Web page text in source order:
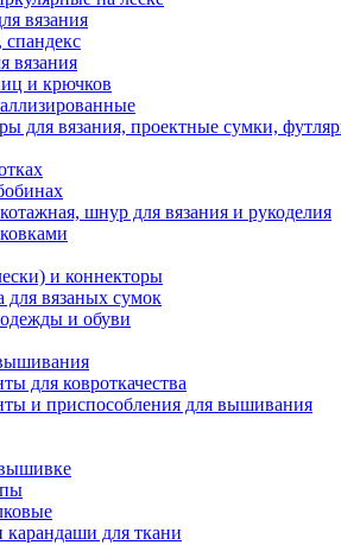
вязания
вязания
и крючков
для вязания, проектные сумки,
шнур для вязания и рукоделия
и коннекторы
для вязаных сумок
и обуви
для ковроткачества
и приспособления для вышивания
для ткани